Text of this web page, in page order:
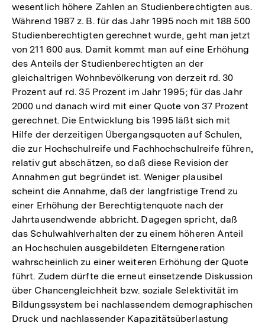
wesentlich höhere Zahlen an Studienberechtigten aus.
Während 1987 z. B. für das Jahr 1995 noch mit 188 500
Studienberechtigten gerechnet wurde, geht man jetzt
von 211 600 aus. Damit kommt man auf eine Erhöhung
des Anteils der Studienberechtigten an der
gleichaltrigen Wohnbevölkerung von derzeit rd. 30
Prozent auf rd. 35 Prozent im Jahr 1995; für das Jahr
2000 und danach wird mit einer Quote von 37 Prozent
gerechnet. Die Entwicklung bis 1995 läßt sich mit
Hilfe der derzeitigen Übergangsquoten auf Schulen,
die zur Hochschulreife und Fachhochschulreife führen,
relativ gut abschätzen, so daß diese Revision der
Annahmen gut begründet ist. Weniger plausibel
scheint die Annahme, daß der langfristige Trend zu
einer Erhöhung der Berechtigtenquote nach der
Jahrtausendwende abbricht. Dagegen spricht, daß
das Schulwahlverhalten der zu einem höheren Anteil
an Hochschulen ausgebildeten Elterngeneration
wahrscheinlich zu einer weiteren Erhöhung der Quote
führt. Zudem dürfte die erneut einsetzende Diskussion
über Chancengleichheit bzw. soziale Selektivität im
Bildungssystem bei nachlassendem demographischen
Druck und nachlassender Kapazitätsüberlastung